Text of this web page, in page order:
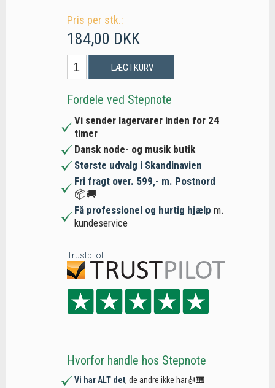
Pris per stk.:
184,00 DKK
LÆG I KURV
Fordele ved Stepnote
Vi sender lagervarer inden for 24
timer
Dansk node- og musik butik
Største udvalg i Skandinavien
Fri fragt over. 599,- m. Postnord
📦🚚
Få professionel og hurtig hjælp m.
kundeservice
Trustpilot
Hvorfor handle hos Stepnote
Vi har ALT det, de andre ikke har🎻🎹